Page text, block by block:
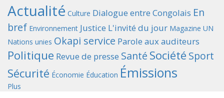
Actualité Culture Dialogue entre Congolais En
bref Environnement Justice L'invité du jour Magazine UN
Nations unies Okapi service Parole aux auditeurs
Politique Revue de presse Santé Société Sport
Sécurité Économie Éducation Émissions
Plus